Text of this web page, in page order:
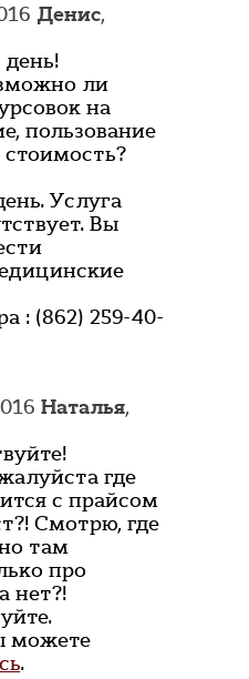
Денис,
ли
на
пользование
Услуга
Вы
: (862) 259-40-
Наталья,
где
с прайсом
Смотрю, где
там
про
нет?!
можете
.